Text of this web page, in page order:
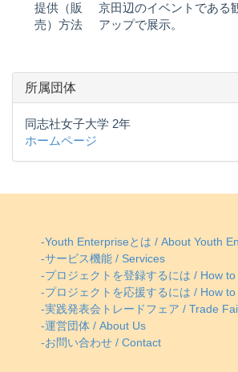
提供（販
売）方法
京田辺のイベントである
アップで展示。
所属団体
同志社女子大学 2年
ホームページ
-Youth Enterpriseとは / About Youth
-サービス機能 / Services
-プロジェクトを登録するには / How
-プロジェクトを応援するには / How
-実践発表会トレードフェア / Trade
-運営団体 / About Us
-お問い合わせ / Contact